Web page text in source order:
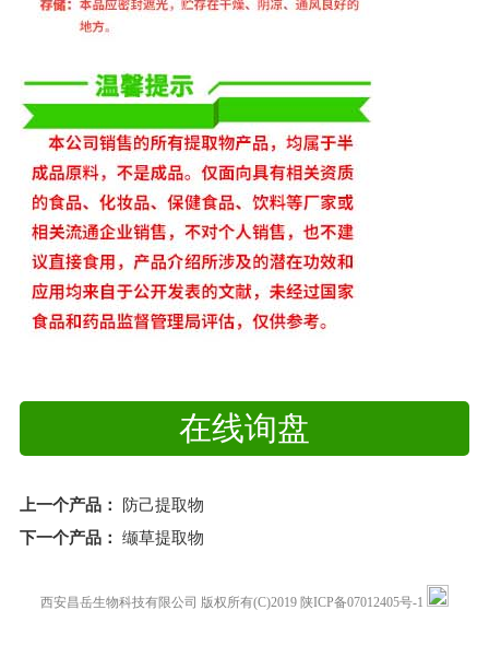
在线询盘
上一个产品： 防己提取物
下一个产品： 缬草提取物
西安昌岳生物科技有限公司 版权所有(C)2019 陕ICP备07012405号-1